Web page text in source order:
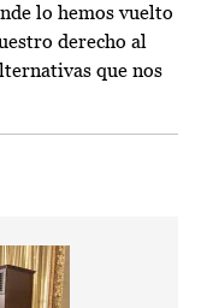
lo hemos vuelto
derecho al
que nos